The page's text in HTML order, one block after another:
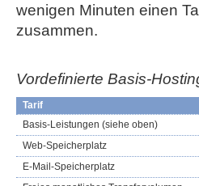
wenigen Minuten einen
zusammen.
Vordefinierte Basis-
Tarif
Basis-Leistungen (siehe oben)
Web-Speicherplatz
E-Mail-Speicherplatz